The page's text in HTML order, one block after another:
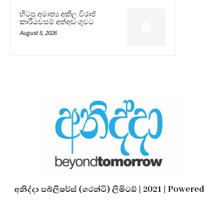
හිටපු අමාත්‍ය අකිල විරාජ්
කාරියවසම් අත්අඩංගුවට
August 5, 2026
අනිද්දා පබ්ලිෂර්ස් (ගරන්ටි) ලිමිටඞ් | 2021 | Powered